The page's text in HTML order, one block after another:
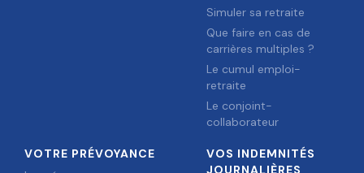
Simuler sa retraite
Que faire en cas de
carrières multiples ?
Le cumul emploi-
retraite
Le conjoint-
collaborateur
VOTRE PRÉVOYANCE
VOS INDEMNITÉS
JOURNALIÈRES